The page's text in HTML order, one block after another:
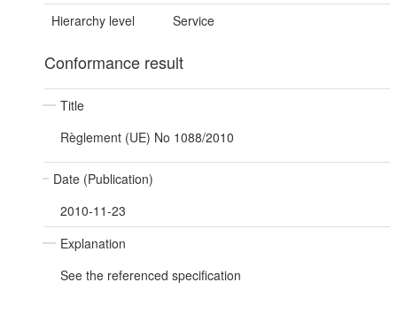
Hierarchy level Service
Conformance result
Title
Règlement (UE) No 1088/2010
Date (Publication)
2010-11-23
Explanation
See the referenced specification